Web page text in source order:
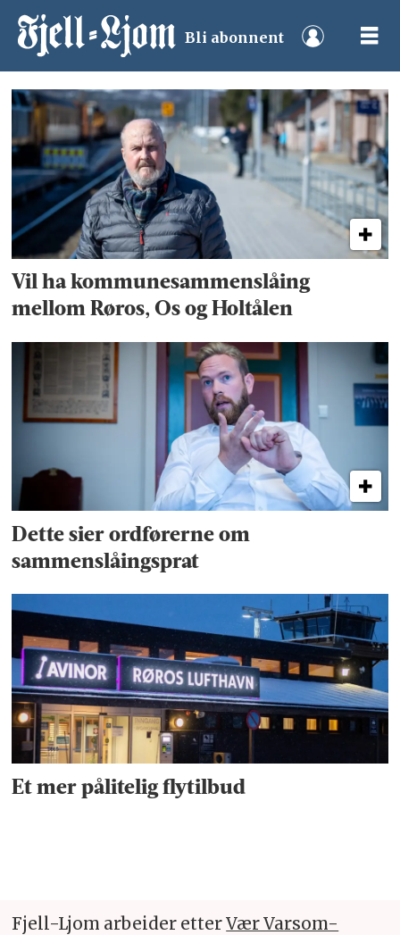
Bli abonnent
Tag:
ivar
midtdal
Vil ha kommunesammenslåing
mellom Røros, Os og Holtålen
Dette sier ordførerne om
sammenslåingsprat
Et mer pålitelig flytilbud
Fjell-Ljom arbeider etterVær Varsom-